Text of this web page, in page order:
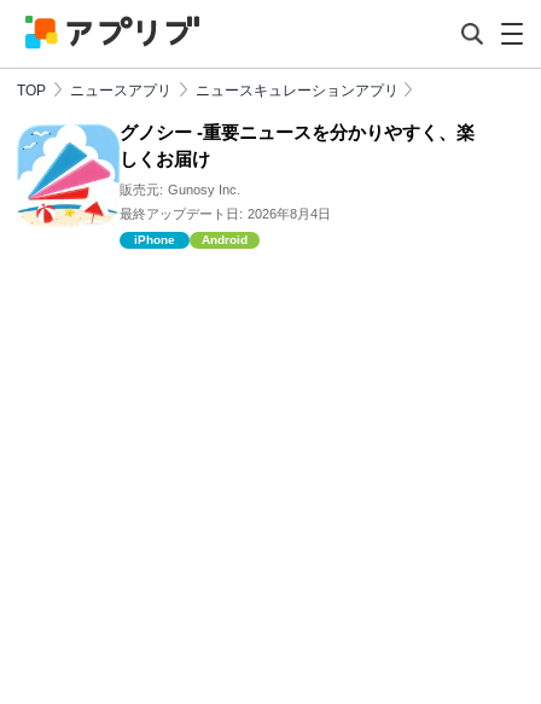
TOP ニュースアプリ ニュースキュレーションアプリ
グノシー -重要ニュースを分かりやすく、楽
しくお届け
販売元: Gunosy Inc.
最終アップデート日: 2026年8月4日
iPhone Android